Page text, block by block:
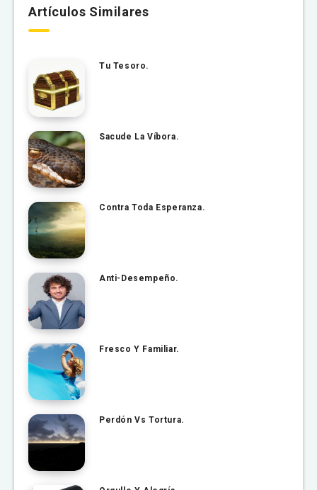
Artículos Similares
Tu Tesoro.
Sacude La Víbora.
Contra Toda Esperanza.
Anti-Desempeño.
Fresco Y Familiar.
Perdón Vs Tortura.